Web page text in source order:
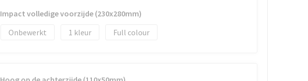
Impact volledige voorzijde (230x280mm)
Onbewerkt
1 Full colour